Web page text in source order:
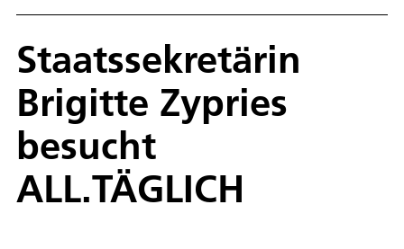
Staatssekretärin
Brigitte Zypries
besucht
ALL.TÄGLICH